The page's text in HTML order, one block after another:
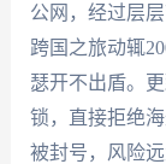
公网，经过层
跨国之旅动辄
瑟开不出盾。
锁，直接拒绝
被封号，风险远